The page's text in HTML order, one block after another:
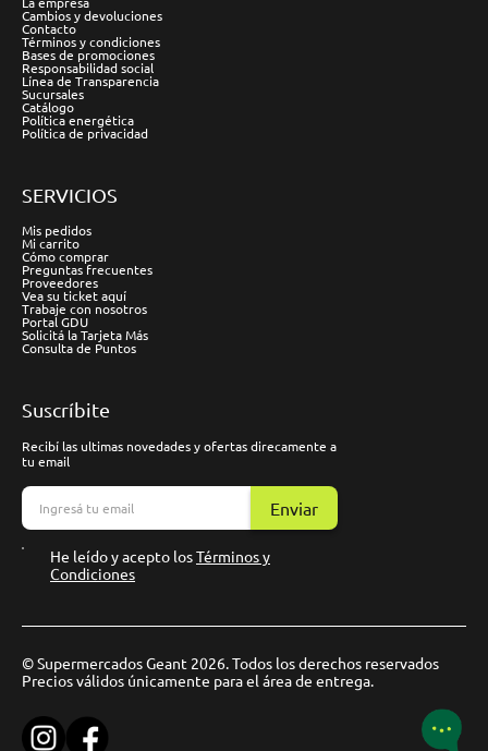
Cambios y devoluciones
Contacto
Términos y condiciones
Bases de promociones
Responsabilidad social
Línea de Transparencia
Sucursales
Catálogo
Política energética
Política de privacidad
SERVICIOS
Mis pedidos
Mi carrito
Cómo comprar
Preguntas frecuentes
Proveedores
Vea su ticket aquí
Trabaje con nosotros
Portal GDU
Solicitá la Tarjeta Más
Consulta de Puntos
Suscríbite
Recibí las ultimas novedades y ofertas direcamente a
tu email
Enviar
He leído y acepto losTérminos y
Condiciones
© Supermercados Geant 2026. Todos los derechos reservados
Precios válidos únicamente para el área de entrega.